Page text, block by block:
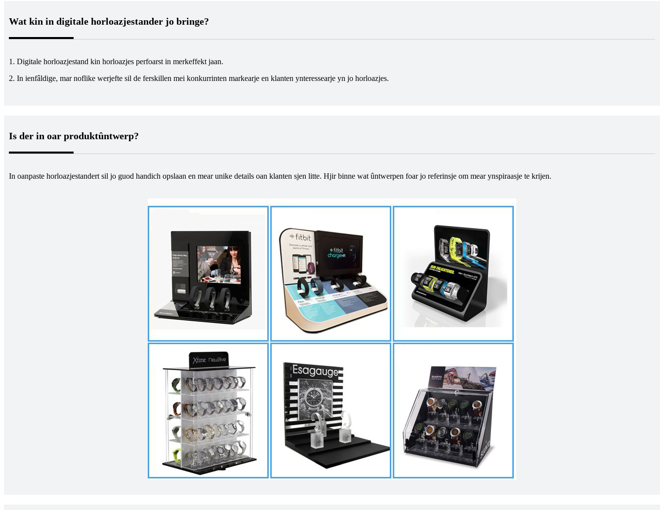
Wat kin in digitale horloazjestander jo bringe?
1. Digitale horloazjestand kin horloazjes perfoarst in merkeffekt jaan.
2. In ienfâldige, mar noflike werjefte sil de ferskillen mei konkurrinten markearje en klanten ynteressearje yn jo horloazjes.
Is der in oar produktûntwerp?
In oanpaste horloazjestandert sil jo guod handich opslaan en mear unike details oan klanten sjen litte. Hjir binne wat ûntwerpen foar jo referinsje om mear ynspiraasje te krijen.